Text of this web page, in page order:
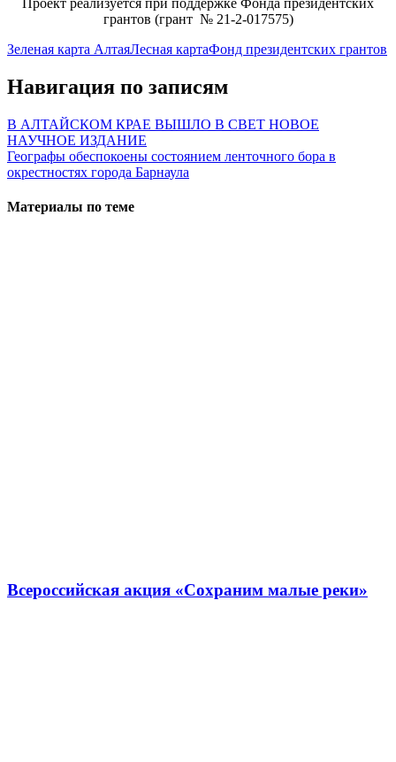
грантов (грант № 21-2-017575)
Зеленая карта АлтаяЛесная картаФонд президентских грантов
Навигация по записям
В АЛТАЙСКОМ КРАЕ ВЫШЛО В СВЕТ НОВОЕ
НАУЧНОЕ ИЗДАНИЕ
Географы обеспокоены состоянием ленточного бора в
окрестностях города Барнаула
Материалы по теме
Всероссийская акция «Сохраним малые реки»